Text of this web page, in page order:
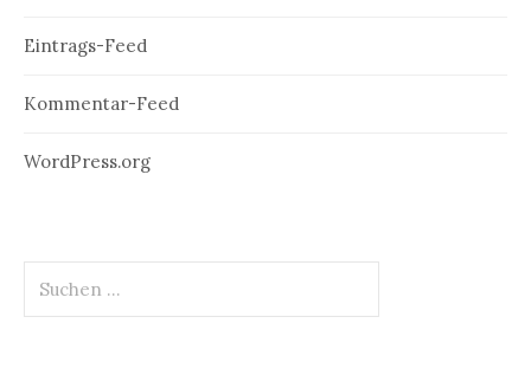
Eintrags-Feed
Kommentar-Feed
WordPress.org
nach: